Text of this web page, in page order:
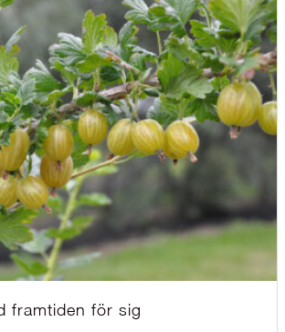
framtiden för sig